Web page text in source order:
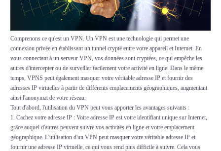
Comprenons ce qu'est un VPN. Un VPN est une technologie qui permet une
connexion privée en établissant un tunnel crypté entre votre appareil et Internet. En
vous connectant à un serveur VPN, vos données sont cryptées, ce qui empêche les
autres d'intercepter ou de surveiller facilement votre activité en ligne. Dans le même
temps, VPNS peut également masquer votre véritable adresse IP et fournir des
adresses IP virtuelles à partir de différents emplacements géographiques, augmentant
ainsi l'anonymat de votre réseau.
Tout d'abord, l'utilisation du VPN peut vous apporter les avantages suivants :
1. Cachez votre adresse IP : Votre adresse IP est votre identifiant unique sur Internet,
grâce auquel d'autres peuvent suivre vos activités en ligne et votre emplacement
géographique. L'utilisation d'un VPN peut masquer votre véritable adresse IP et
fournir une adresse IP virtuelle, ce qui vous rend plus difficile à suivre. Cela vous